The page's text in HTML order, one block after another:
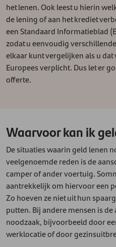
het lenen. Ook leest u hierin
de lening of aan het krediet
een Standaard Informatieblad
zodat u eenvoudig
elkaar kunt vergelijken als u
Europees verplicht. Dus let er
offerte.
Waarvoor kan ik
De situaties waarin geld lenen
veelgenoemde reden is de
camper of ander voertuig.
aantrekkelijk om hiervoor een
Zo hoeven ze niet uit hun
putten. Bij andere mensen is
noodzaak, bijvoorbeeld door
werklocatie of door